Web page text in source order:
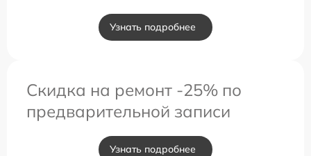
Узнать подробнее
Скидка на ремонт -25% по
предварительной записи
Узнать подробнее